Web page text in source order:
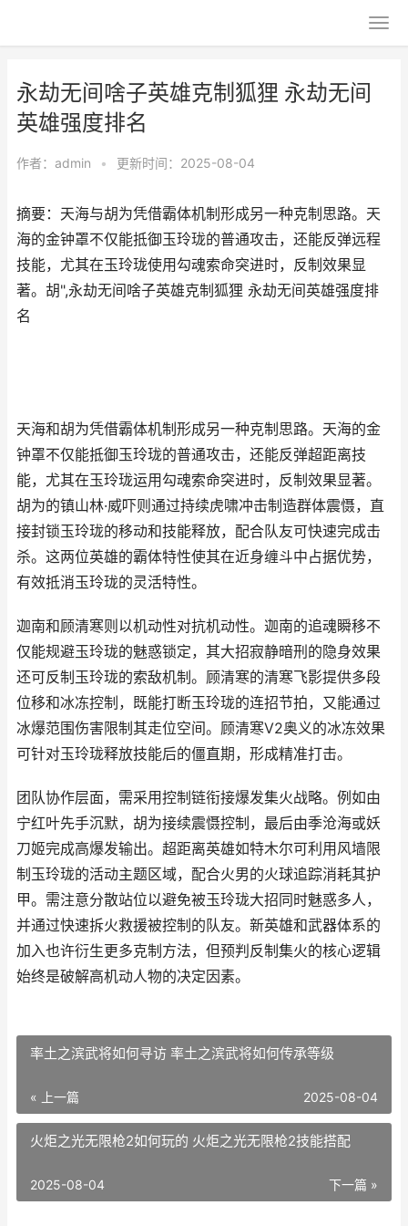
永劫无间啥子英雄克制狐狸 永劫无间
英雄强度排名
作者： admin • 更新时间：2025-08-04
摘要：天海与胡为凭借霸体机制形成另一种克制思路。天
海的金钟罩不仅能抵御玉玲珑的普通攻击，还能反弹远程
技能，尤其在玉玲珑使用勾魂索命突进时，反制效果显
著。胡",永劫无间啥子英雄克制狐狸 永劫无间英雄强度排
名
天海和胡为凭借霸体机制形成另一种克制思路。天海的金
钟罩不仅能抵御玉玲珑的普通攻击，还能反弹超距离技
能，尤其在玉玲珑运用勾魂索命突进时，反制效果显著。
胡为的镇山林·威吓则通过持续虎啸冲击制造群体震慑，直
接封锁玉玲珑的移动和技能释放，配合队友可快速完成击
杀。这两位英雄的霸体特性使其在近身缠斗中占据优势，
有效抵消玉玲珑的灵活特性。
迦南和顾清寒则以机动性对抗机动性。迦南的追魂瞬移不
仅能规避玉玲珑的魅惑锁定，其大招寂静暗刑的隐身效果
还可反制玉玲珑的索敌机制。顾清寒的清寒飞影提供多段
位移和冰冻控制，既能打断玉玲珑的连招节拍，又能通过
冰爆范围伤害限制其走位空间。顾清寒V2奥义的冰冻效果
可针对玉玲珑释放技能后的僵直期，形成精准打击。
团队协作层面，需采用控制链衔接爆发集火战略。例如由
宁红叶先手沉默，胡为接续震慑控制，最后由季沧海或妖
刀姬完成高爆发输出。超距离英雄如特木尔可利用风墙限
制玉玲珑的活动主题区域，配合火男的火球追踪消耗其护
甲。需注意分散站位以避免被玉玲珑大招同时魅惑多人，
并通过快速拆火救援被控制的队友。新英雄和武器体系的
加入也许衍生更多克制方法，但预判反制集火的核心逻辑
始终是破解高机动人物的决定因素。
率土之滨武将如何寻访 率土之滨武将如何传承等级
« 上一篇 2025-08-04
火炬之光无限枪2如何玩的 火炬之光无限枪2技能搭配
下一篇 »
2025-08-04